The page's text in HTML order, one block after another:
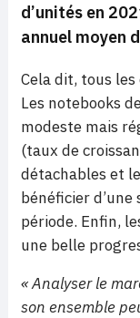
d’unités en
annuel moyen
Cela dit, tous
Les notebooks
modeste mais
(taux de
détachables et
bénéficier
période. Enfin,
une belle
« Analyser le
son ensemble